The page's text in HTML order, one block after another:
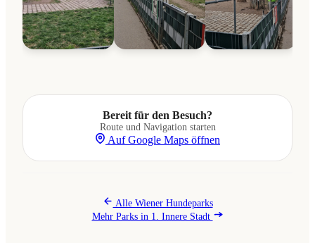
Bereit für den Besuch?
Route und Navigation starten
Auf Google Maps öffnen
Alle Wiener Hundeparks
Mehr Parks in 1. Innere Stadt